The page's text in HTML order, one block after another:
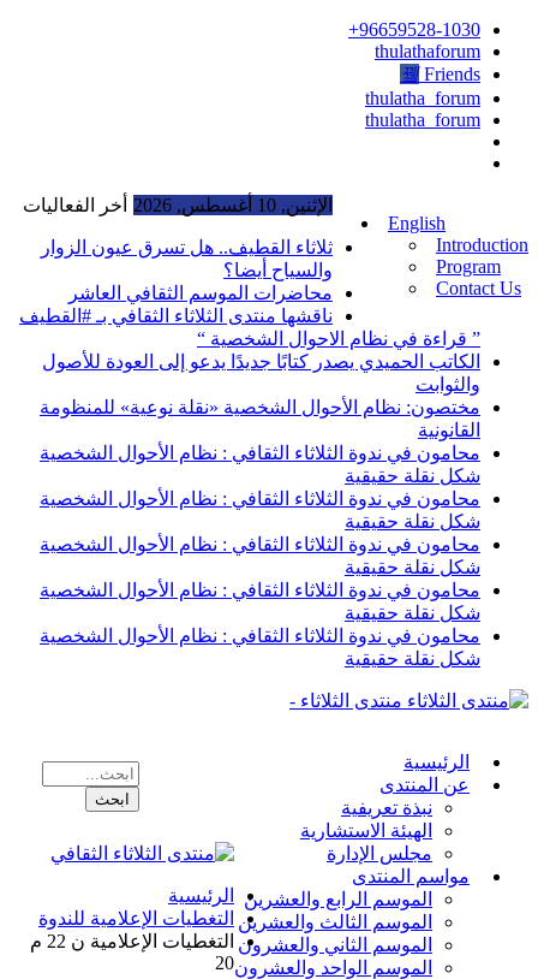
96659528-1030+
thulathaforum
Friends
thulatha_forum
thulatha_forum
English
Introduction
Program
Contact Us
الإثنين, 10 أغسطس, 2026 أخر الفعاليات
ثلاثاء القطيف.. هل تسرق عيون الزوار
والسياح أيضا؟
محاضرات الموسم الثقافي العاشر
ناقشها منتدى الثلاثاء الثقافي بـ #القطيف
” قراءة في نظام الاحوال الشخصية “
الكاتب الحميدي يصدر كتابًا جديدًا يدعو إلى العودة للأصول
والثوابت
مختصون: نظام الأحوال الشخصية «نقلة نوعية» للمنظومة
القانونية
محامون في ندوة الثلاثاء الثقافي : نظام الأحوال الشخصية
شكل نقلة حقيقية
محامون في ندوة الثلاثاء الثقافي : نظام الأحوال الشخصية
شكل نقلة حقيقية
محامون في ندوة الثلاثاء الثقافي : نظام الأحوال الشخصية
شكل نقلة حقيقية
محامون في ندوة الثلاثاء الثقافي : نظام الأحوال الشخصية
شكل نقلة حقيقية
محامون في ندوة الثلاثاء الثقافي : نظام الأحوال الشخصية
شكل نقلة حقيقية
منتدى الثلاثاء -
الرئيسية
عن المنتدى
نبذة تعريفية
الهيئة الاستشارية
مجلس الإدارة
مواسم المنتدى
الموسم الرابع والعشرين
الموسم الثالث والعشرين
الموسم الثاني والعشرون
الموسم الواحد والعشرون
الرئيسية
التغطيات الإعلامية للندوة
التغطيات الإعلامية ن 22 م
20